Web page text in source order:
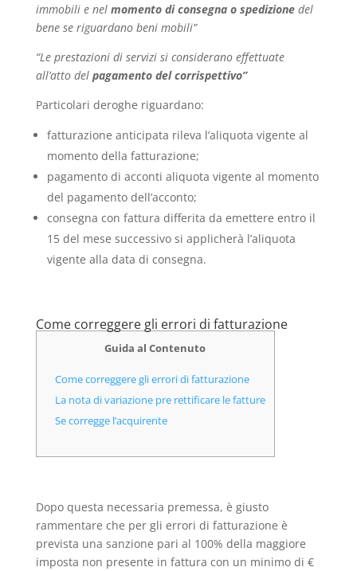
immobili e nel momento di consegna o spedizionedel
bene se riguardano beni mobili”
“Le prestazioni di servizi si considerano effettuate
all’atto del pagamento del corrispettivo”
Particolari deroghe riguardano:
fatturazione anticipata rileva l’aliquota vigente al
momento della fatturazione;
pagamento di acconti aliquota vigente al momento
del pagamento dell’acconto;
consegna con fattura differita da emettere entro il
15 del mese successivo si applicherà l’aliquota
vigente alla data di consegna.
Come correggere gli errori di fatturazione
Guida al Contenuto
Come correggere gli errori di fatturazione
La nota di variazione pre rettificare le fatture
Se corregge l’acquirente
Dopo questa necessaria premessa, è giusto
rammentare che per gli errori di fatturazione è
prevista una sanzione pari al 100% della maggiore
imposta non presente in fattura con un minimo di €